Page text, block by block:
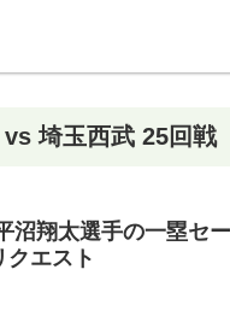
埼玉西武 25回戦
沼翔太選手の一塁セ
クエスト